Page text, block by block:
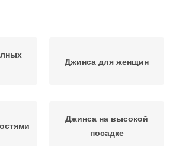
Джинса для женщин
Джинса на высокой
посадке